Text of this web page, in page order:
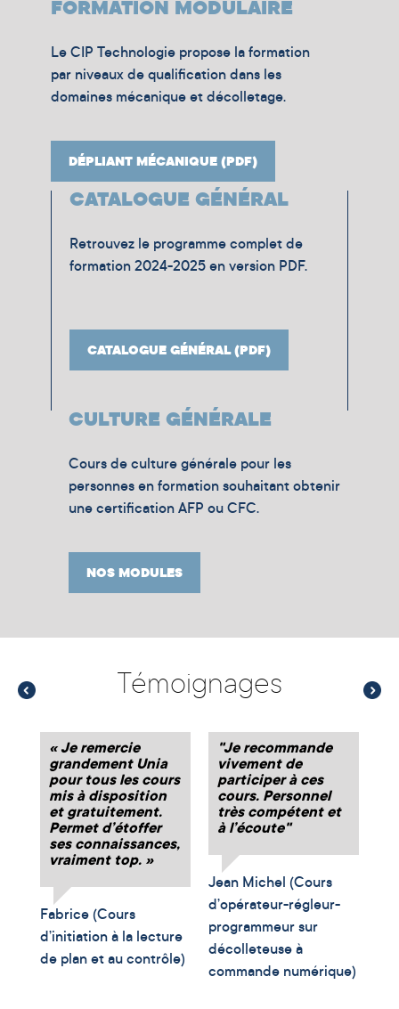
FORMATION MODULAIRE
Le CIP Technologie propose la formation
par niveaux de qualification dans les
domaines mécanique et décolletage.
DÉPLIANT MÉCANIQUE (PDF)
CATALOGUE GÉNÉRAL
Retrouvez le programme complet de
formation 2024-2025 en version PDF.
CATALOGUE GÉNÉRAL (PDF)
CULTURE GÉNÉRALE
Cours de culture générale pour les
personnes en formation souhaitant obtenir
une certification AFP ou CFC.
NOS MODULES
Témoignages
« Je remercie
grandement Unia
pour tous les cours
mis à disposition
et gratuitement.
Permet d’étoffer
ses connaissances,
vraiment top. »
Fabrice (Cours
d’initiation à la lecture
de plan et au contrôle)
"Je recommande
vivement de
participer à ces
cours. Personnel
très compétent et
à l’écoute"
Jean Michel (Cours
d’opérateur-régleur-
programmeur sur
décolleteuse à
commande numérique)